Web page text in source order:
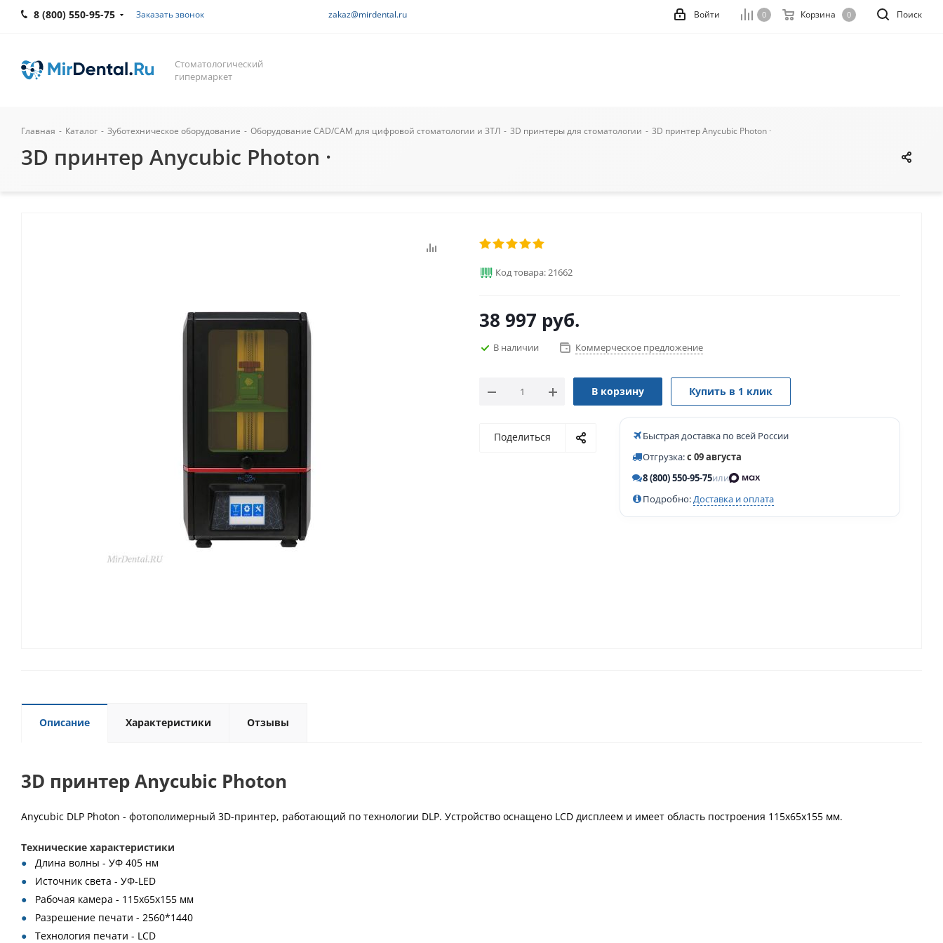
8 (800) 550-95-75 Заказать звонок zakaz@mirdental.ru Поиск
0 Корзина 0
Войти
Стоматологический
гипермаркет
Главная - Каталог - Зуботехническое оборудование - Оборудование CAD/CAM для цифровой стоматологии и ЗТЛ - 3D принтеры для стоматологии - 3D принтер Anycubic Photon ·
3D принтер Anycubic Photon ·
Код товара: 21662
38 997 руб.
В наличии Коммерческое предложение
В корзину Купить в 1 клик
Поделиться
Быстрая доставка по всей России
Отгрузка:с 09 августа
8 (800) 550-95-75или
Подробно:Доставка и оплата
Описание Характеристики Отзывы
3D принтер Anycubic Photon
Anycubic DLP Photon - фотополимерный 3D-принтер, работающий по технологии DLP. Устройство оснащено LCD дисплеем и имеет область построения 115x65x155 мм.
Технические характеристики
Длина волны - УФ 405 нм
Источник света - УФ-LED
Рабочая камера - 115х65х155 мм
Разрешение печати - 2560*1440
Технология печати - LCD